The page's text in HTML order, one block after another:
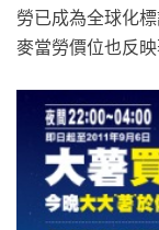
勞已成為全球化
麥當勞價位也反